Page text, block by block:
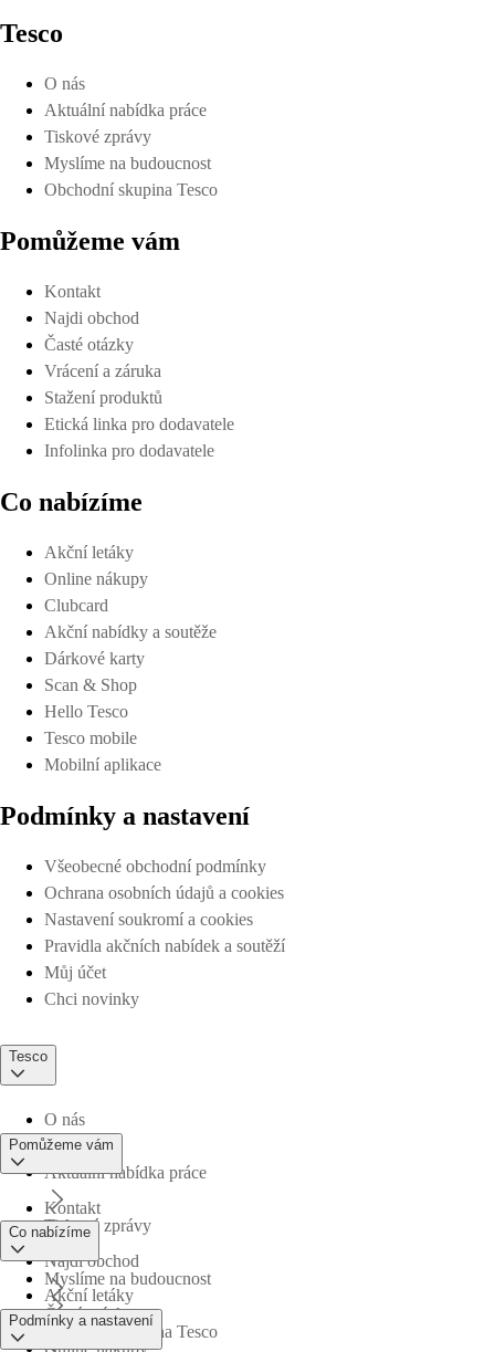
Tesco
O nás
Aktuální nabídka práce
Tiskové zprávy
Myslíme na budoucnost
Obchodní skupina Tesco
Pomůžeme vám
Kontakt
Najdi obchod
Časté otázky
Vrácení a záruka
Stažení produktů
Etická linka pro dodavatele
Infolinka pro dodavatele
Co nabízíme
Akční letáky
Online nákupy
Clubcard
Akční nabídky a soutěže
Dárkové karty
Scan & Shop
Hello Tesco
Tesco mobile
Mobilní aplikace
Podmínky a nastavení
Všeobecné obchodní podmínky
Ochrana osobních údajů a cookies
Nastavení soukromí a cookies
Pravidla akčních nabídek a soutěží
Můj účet
Chci novinky
Tesco
O nás
Aktuální nabídka práce
Tiskové zprávy
Myslíme na budoucnost
Obchodní skupina Tesco
Pomůžeme vám
Kontakt
Najdi obchod
Časté otázky
Co nabízíme
Akční letáky
Online nákupy
Podmínky a nastavení